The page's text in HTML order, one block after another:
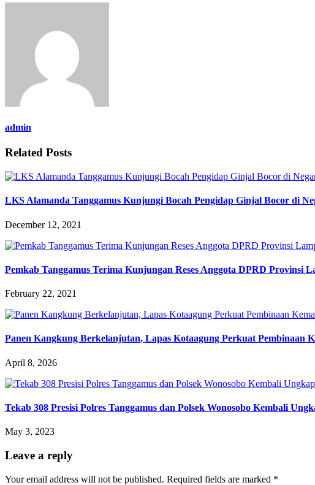
admin
Related Posts
LKS Alamanda Tanggamus Kunjungi Bocah Pengidap Ginjal Bocor di
December 12, 2021
Pemkab Tanggamus Terima Kunjungan Reses Anggota DPRD Provinsi
February 22, 2021
Panen Kangkung Berkelanjutan, Lapas Kotaagung Perkuat Pembinaan
April 8, 2026
Tekab 308 Presisi Polres Tanggamus dan Polsek Wonosobo Kembali
May 3, 2023
Leave a reply
Your email address will not be published. Required fields are marked *